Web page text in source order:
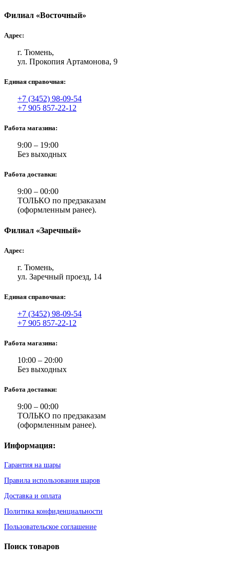
Филиал «Восточный»
Адрес:
г. Тюмень,
ул. Прокопия Артамонова, 9
Единая справочная:
+7 (3452) 98-09-54
+7 905 857-22-12
Работа магазина:
9:00 – 19:00
Без выходных
Работа доставки:
9:00 – 00:00
ТОЛЬКО по предзаказам
(оформленным ранее).
Филиал «Заречный»
Адрес:
г. Тюмень,
ул. Заречный проезд, 14
Единая справочная:
+7 (3452) 98-09-54
+7 905 857-22-12
Работа магазина:
10:00 – 20:00
Без выходных
Работа доставки:
9:00 – 00:00
ТОЛЬКО по предзаказам
(оформленным ранее).
Информация:
Гарантия на шары
Правила использования шаров
Доставка и оплата
Политика конфиденциальности
Пользовательское соглашение
Поиск товаров